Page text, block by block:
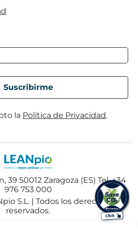
la Política de Privacidad.
39 50012 Zaragoza (ES) Tel. +34
976 753 000
S.L. | Todos los derechos
reservados.